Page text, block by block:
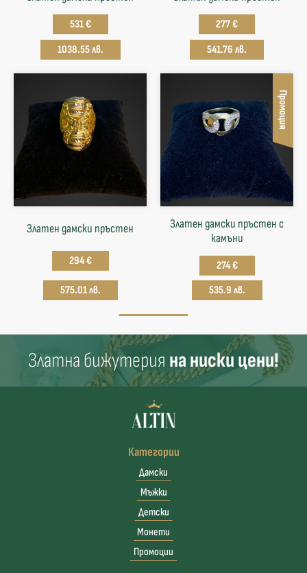
531 €
1038.55 лв.
277 €
541.76 лв.
Златен дамски пръстен
294 €
575.01 лв.
Промоция
Златен дамски пръстен с
камъни
274 €
535.9 лв.
Златна бижутерия на ниски цени!
Категории
Дамски
Мъжки
Детски
Монети
Промоции